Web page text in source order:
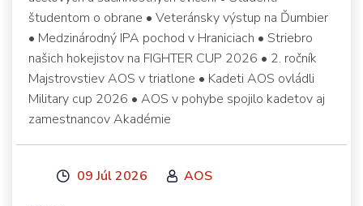
študentom o obrane • Veteránsky výstup na Ďumbier
• Medzinárodný IPA pochod v Hraniciach • Striebro
našich hokejistov na FIGHTER CUP 2026 • 2. ročník
Majstrovstiev AOS v triatlone • Kadeti AOS ovládli
Military cup 2026 • AOS v pohybe spojilo kadetov aj
zamestnancov Akadémie
09 Júl 2026 AOS